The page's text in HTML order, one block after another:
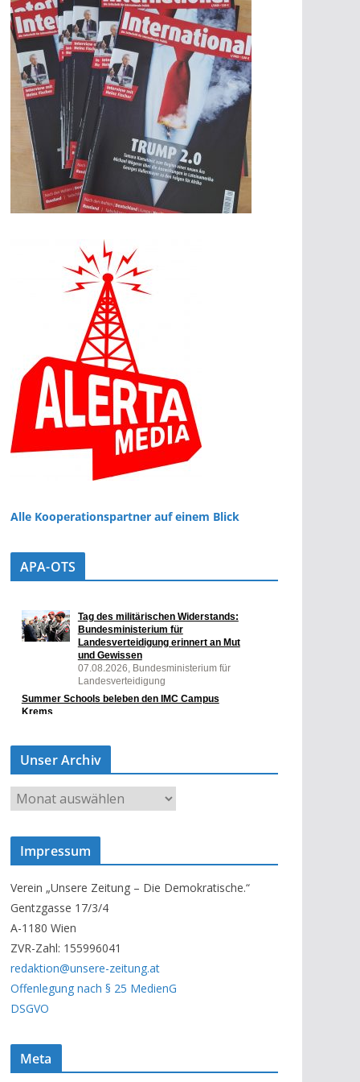
Alle Kooperationspartner auf einem Blick
APA-OTS
Unser Archiv
U
n
s
A
r
c
h
i
v
Impressum
Verein „Unsere Zeitung – Die Demokratische.“
Gentzgasse 17/3/4
A-1180 Wien
ZVR-Zahl: 155996041
redaktion@unsere-zeitung.at
Offenlegung nach § 25 MedienG
DSGVO
Meta